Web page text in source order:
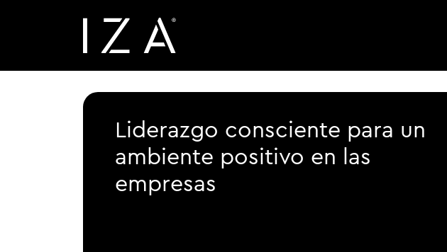
Liderazgo consciente para un
ambiente positivo en las
empresas